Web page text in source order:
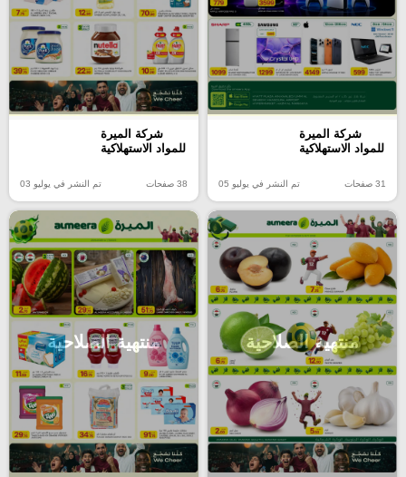
شركة الميرة
للمواد الاستهلاكية
31 صفحات تم النشر في يوليو 05
شركة الميرة
للمواد الاستهلاكية
38 صفحات تم النشر في يوليو 03
منتهية الصلاحية منتهية الصلاحية